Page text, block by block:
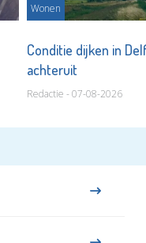
Wonen
Conditie dijken in
achteruit
Redactie - 07-08-2026